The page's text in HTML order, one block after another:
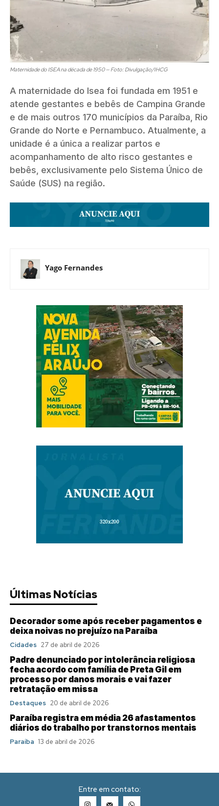
Maternidade do ISEA na década de 1950 — Foto: Divulgação/IHCG
A maternidade do Isea foi fundada em 1951 e
atende gestantes e bebês de Campina Grande
e de mais outros 170 municípios da Paraíba, Rio
Grande do Norte e Pernambuco. Atualmente, a
unidade é a única a realizar partos e
acompanhamento de alto risco gestantes e
bebês, exclusivamente pelo Sistema Único de
Saúde (SUS) na região.
Yago Fernandes
Últimas Notícias
Decorador some após receber pagamentos e
deixa noivas no prejuízo na Paraíba
Cidades 27 de abril de 2026
Padre denunciado por intolerância religiosa
fecha acordo com família de Preta Gil em
processo por danos morais e vai fazer
retratação em missa
Destaques 20 de abril de 2026
Paraíba registra em média 26 afastamentos
diários do trabalho por transtornos mentais
Paraíba 13 de abril de 2026
Entre em contato: